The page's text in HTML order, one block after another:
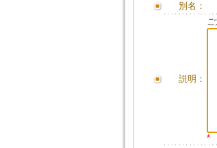
別名：
説明：
*